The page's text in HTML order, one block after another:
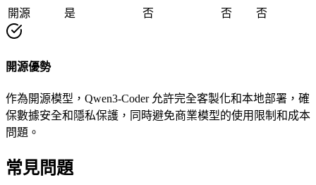
開源 是 否 否 否
開源優勢
作為開源模型，Qwen3-Coder 允許完全客製化和本地部署，確
保數據安全和隱私保護，同時避免商業模型的使用限制和成本
問題。
常見問題